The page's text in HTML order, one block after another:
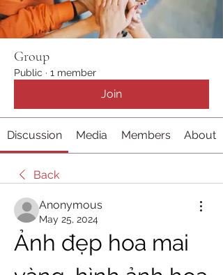
Group
Public · 1 member
Join
Discussion Media Members About
Back
Anonymous
May 25, 2024
Ảnh đẹp hoa mai